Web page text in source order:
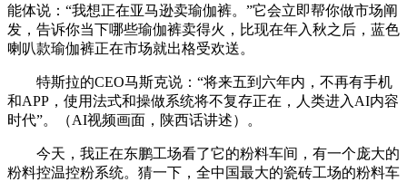
能体说：“我想正在亚马逊卖瑜伽裤。”它会立即帮你做市场阐
发，告诉你当下哪些瑜伽裤卖得火，比现在年入秋之后，蓝色
喇叭款瑜伽裤正在市场就出格受欢送。
特斯拉的CEO马斯克说：“将来五到六年内，不再有手机
和APP，使用法式和操做系统将不复存正在，人类进入AI内容
时代”。（AI视频画面，陕西话讲述）。
今天，我正在东鹏工场看了它的粉料车间，有一个庞大的
粉料控温控粉系统。猜一下，全中国最大的瓷砖工场的粉料车